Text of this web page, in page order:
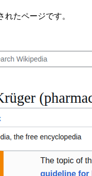
たページです。